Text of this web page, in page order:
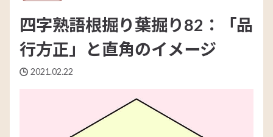
四字熟語根掘り葉掘り82：「品
行方正」と直角のイメージ
2021.02.22